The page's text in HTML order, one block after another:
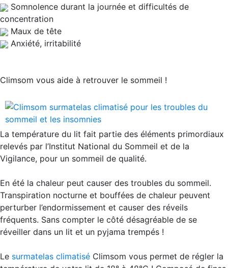
Somnolence durant la journée et difficultés de
concentration
Maux de tête
Anxiété, irritabilité
Climsom vous aide à retrouver le sommeil !
La température du lit fait partie des éléments primordiaux
relevés par l’Institut National du Sommeil et de la
Vigilance, pour un sommeil de qualité.
En été la chaleur peut causer des troubles du sommeil.
Transpiration nocturne et bouffées de chaleur peuvent
perturber l’endormissement et causer des réveils
fréquents. Sans compter le côté désagréable de se
réveiller dans un lit et un pyjama trempés !
Le surmatelas climatisé Climsom vous permet de régler la